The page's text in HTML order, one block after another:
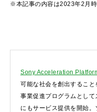
※本記事の内容は2023年2月時
Sony Acceleration
可能な社会を創出するこ
事業促進プログラムとし
にもサービス提供を開始